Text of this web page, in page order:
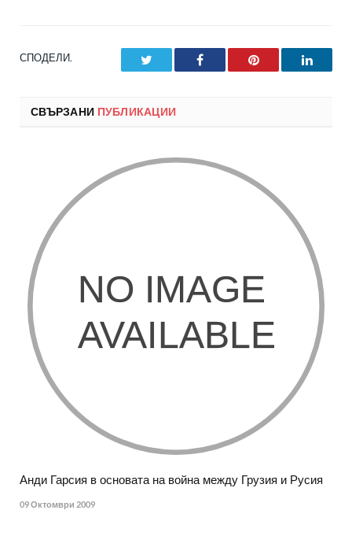
СПОДЕЛИ. Facebook Pinterest
СВЪРЗАНИ ПУБЛИКАЦИИ
Анди Гарсия в основата на война между Грузия и Русия
09 Октомври 2009